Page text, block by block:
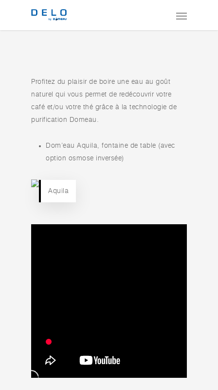
Profitez du plaisir de boire une eau au goût
naturel qui vous permet de redécouvrir votre
café et/ou votre thé grâce à la technologie de
purification Domeau.
Dom’eau Aquila, fontaine de table (avec
option osmose inversée)
Aquila